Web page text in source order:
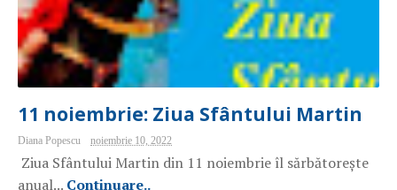
11 noiembrie: Ziua Sfântului Martin
Diana Popescu noiembrie 10, 2022
Ziua Sfântului Martin din 11 noiembrie îl sărbătorește
anual... Continuare..